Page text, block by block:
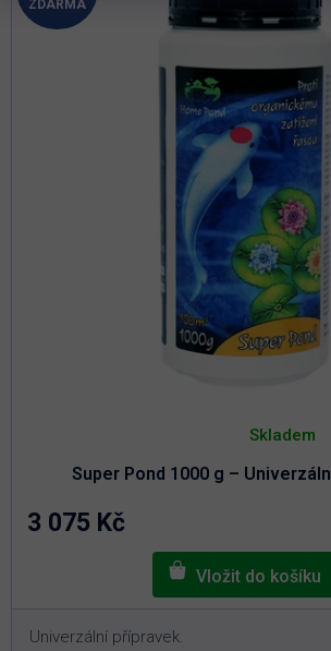
D
ZDARMA
Super Pond 1000 g –
hodnocení
je
4,9
Skladem
3 075 Kč
Univerzální přípravek.